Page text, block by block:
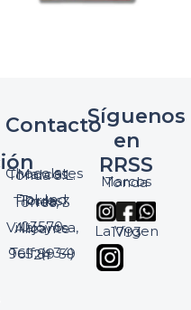
Contacto
Chocolates Marcos Tonda S.L.
Pol. Ind. Torres, Ptda. Torres, 3
03570 Villajoyosa, Alicante
Telf: (+34) 965 89 59 24
Síguenos
en
RRSS
Marcos Tonda
La Virgen 1793